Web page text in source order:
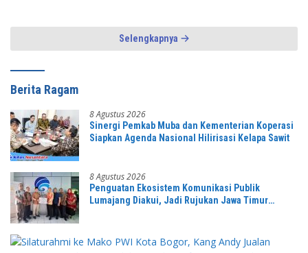
Selengkapnya
Berita Ragam
8 Agustus 2026
Sinergi Pemkab Muba dan Kementerian Koperasi
Siapkan Agenda Nasional Hilirisasi Kelapa Sawit
8 Agustus 2026
Penguatan Ekosistem Komunikasi Publik
Lumajang Diakui, Jadi Rujukan Jawa Timur